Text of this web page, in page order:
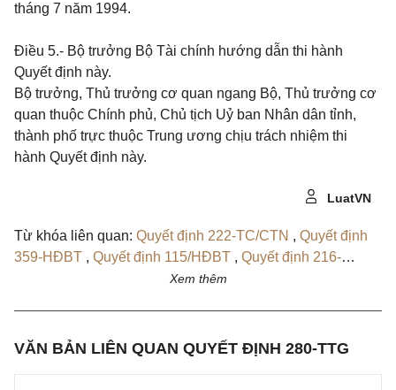
tháng 7 năm 1994.
Điều 5.- Bộ trưởng Bộ Tài chính hướng dẫn thi hành
Quyết định này.
Bộ trưởng, Thủ trưởng cơ quan ngang Bộ, Thủ trưởng cơ
quan thuộc Chính phủ, Chủ tịch Uỷ ban Nhân dân tỉnh,
thành phố trực thuộc Trung ương chịu trách nhiệm thi
hành Quyết định này.
LuatVN
Từ khóa liên quan: Quyết định 222-TC/CTN , Quyết định
359-HĐBT , Quyết định 115/HĐBT , Quyết định 216-
Quyết định 15-TTg ,Quyết định 128-TTg
Quyết định 861A-TC/QĐ/TCT ,Quyết định 02-TC/QĐ/TCT
Xem thêm
VĂN BẢN LIÊN QUAN QUYẾT ĐỊNH 280-TTG